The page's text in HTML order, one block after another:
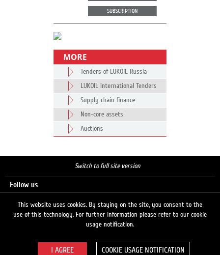
SUBSCRIPTION
MORE
Tenders of LUKOIL Russia
LUKOIL International Tenders
Supply chain finance
Non-core assets
Auctions
Switch to full site version
Follow us
This website uses cookies. By staying on the site, you consent to the
use of this technology. For further information please refer to our cookie
usage notification.
COOKIE USAGE NOTIFICATION